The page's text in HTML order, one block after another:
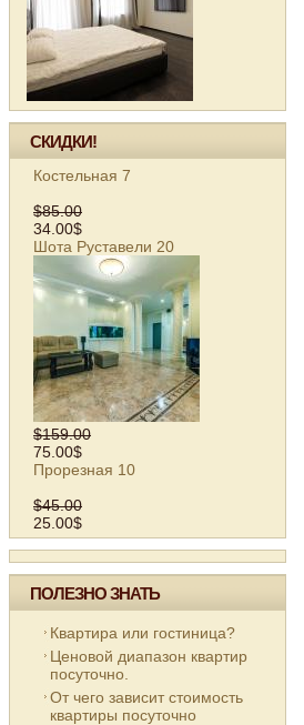
СКИДКИ!
Костельная 7
$85.00
34.00$
Шота Руставели 20
$159.00
75.00$
Прорезная 10
$45.00
25.00$
ПОЛЕЗНО ЗНАТЬ
Квартира или гостиница?
Ценовой диапазон квартир
посуточно.
От чего зависит стоимость
квартиры посуточно